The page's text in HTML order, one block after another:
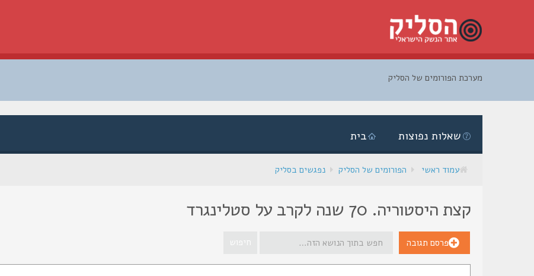
מערכת הפורומים של הסליק
בית שאלות נפוצות
עמוד ראשי הפורומים של הסליק נפגשים בסליק
קצת היסטוריה. 70 שנה לקרב על סטלינגרד
פרסם תגובה